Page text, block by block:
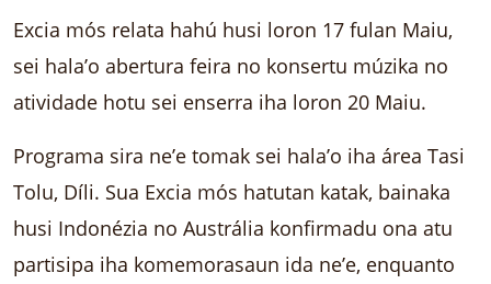
Excia mós relata hahú husi loron 17 fulan Maiu,
sei hala’o abertura feira no konsertu múzika no
atividade hotu sei enserra iha loron 20 Maiu.
Programa sira ne’e tomak sei hala’o iha área Tasi
Tolu, Díli. Sua Excia mós hatutan katak, bainaka
husi Indonézia no Austrália konfirmadu ona atu
partisipa iha komemorasaun ida ne’e, enquanto